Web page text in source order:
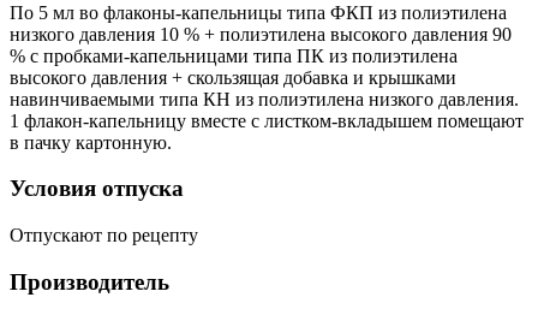
По 5 мл во флаконы-капельницы типа ФКП из полиэтилена
низкого давления 10 % + полиэтилена высокого давления 90
% с пробками-капельницами типа ПК из полиэтилена
высокого давления + скользящая добавка и крышками
навинчиваемыми типа КН из полиэтилена низкого давления.
1 флакон-капельницу вместе с листком-вкладышем помещают
в пачку картонную.
Условия отпуска
Отпускают по рецепту
Производитель